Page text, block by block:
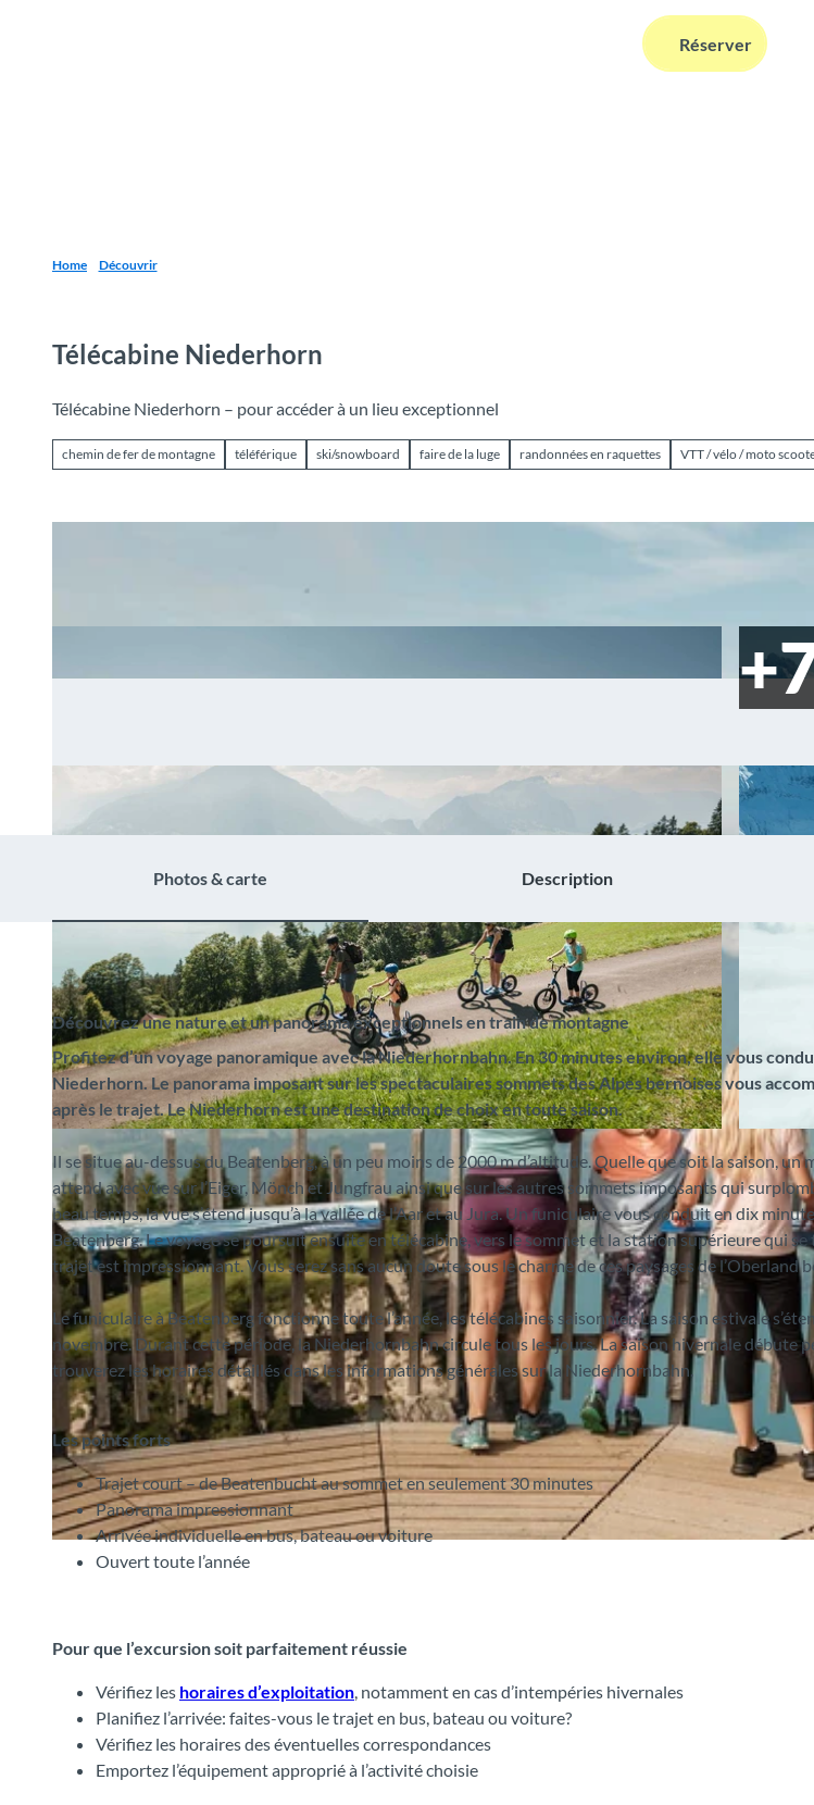
RechercheRéserver
Home Découvrir
Télécabine Niederhorn
Télécabine Niederhorn – pour accéder à un lieu exceptionnel
chemin de fer de montagne téléférique ski/snowboard faire de la luge randonnées en raquettes VTT / vélo / moto
©
Photos & carte Description
Découvrez une nature et un panorama exceptionnels en train de montagne
Profitez d’un voyage panoramique avec la Niederhornbahn. En 30 minutes environ, elle vous
Niederhorn. Le panorama imposant sur les spectaculaires sommets des Alpes bernoises vous
après le trajet. Le Niederhorn est une destination de choix en toute saison.
Il se situe au-dessus du Beatenberg, à un peu moins de 2000 m d’altitude. Quelle que soit la saison, un
attend avec vue sur l’Eiger, Mönch et Jungfrau ainsi que sur les autres sommets imposants qui
beau temps, la vue s’étend jusqu’à la vallée de l’Aar et au Jura. Un funiculaire vous conduit en dix
Beatenberg. Le voyage se poursuit ensuite en télécabine, vers le sommet et la station supérieure qui
trajet est impressionnant. Vous serez sans aucun doute sous le charme de ces paysages de l’Oberland
Le funiculaire à Beatenberg fonctionne toute l’année, les télécabines saisonnier. La saison estivale
novembre. Durant cette période, la Niederhornbahn circule tous les jours. La saison hivernale débute
trouverez les horaires détaillés dans les informations générales sur la Niederhornbahn.
Les points forts
Trajet court – de Beatenbucht au sommet en seulement 30 minutes
Panorama impressionnant
Arrivée individuelle en bus, bateau ou voiture
Ouvert toute l’année
Pour que l’excursion soit parfaitement réussie
Vérifiez les horaires d’exploitation, notamment en cas d’intempéries hivernales
Planifiez l’arrivée: faites-vous le trajet en bus, bateau ou voiture?
Vérifiez les horaires des éventuelles correspondances
Emportez l’équipement approprié à l’activité choisie